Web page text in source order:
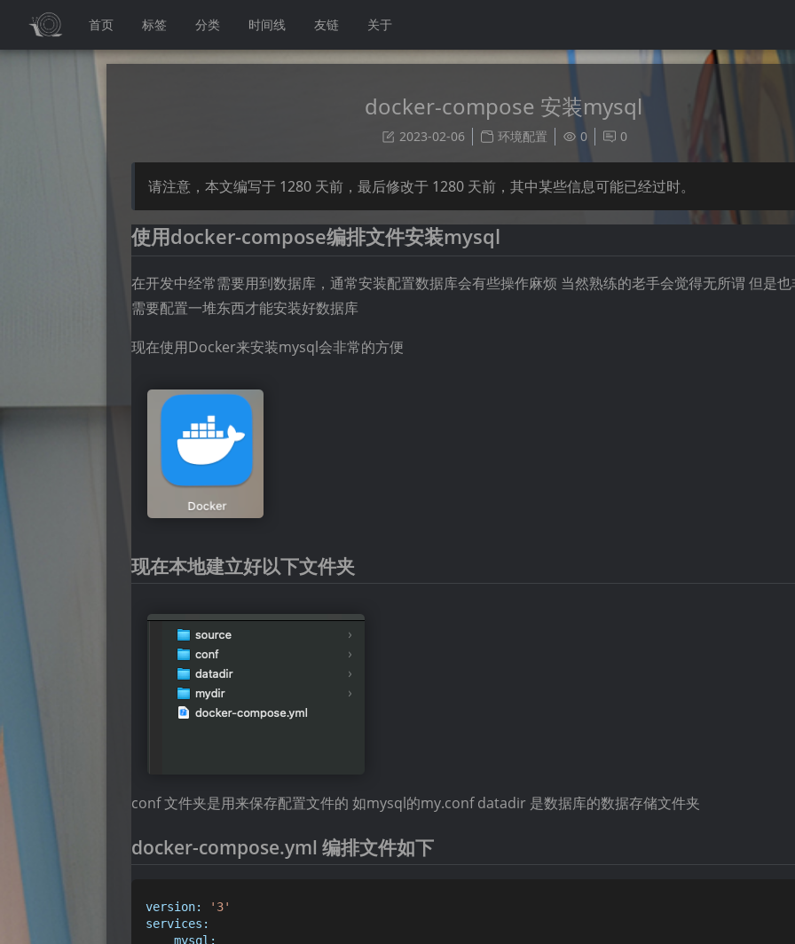
首页 标签 分类 时间线 友链 关于
docker-compose 安装mysql
2023-02-06 环境配置 0 0
请注意，本文编写于 1280 天前，最后修改于 1280 天前，其中某些信息可能已经过时。
使用docker-compose编排文件安装mysql
在开发中经常需要用到数据库，通常安装配置数据库会有些操作麻烦 当然熟练的老手会觉得无所谓 但是
需要配置一堆东西才能安装好数据库
现在使用Docker来安装mysql会非常的方便
现在本地建立好以下文件夹
conf 文件夹是用来保存配置文件的 如mysql的my.conf datadir 是数据库的数据存储文件夹
docker-compose.yml 编排文件如下
version:
'3'
services:
mysql: